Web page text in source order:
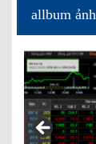
allbum ảnh